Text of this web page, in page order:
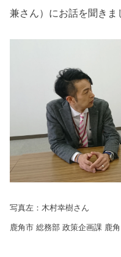
兼さん）にお話を聞きま
写真左：木村幸樹さん
鹿角市 総務部 政策企画課 鹿